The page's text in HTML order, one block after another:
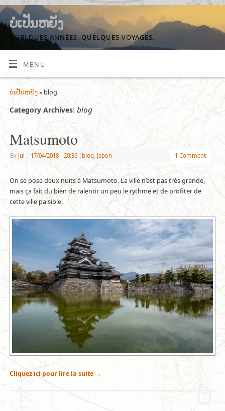
ບໍ່ເປັນຫຍັງ
QUELQUES ANNÉES, QUELQUES VOYAGES.
MENU
ບໍ່ເປັນຫຍັງ» blog
Category Archives: blog
Matsumoto
By Jul 17/04/2018 - 20:36 blog Japon 1 Comment
On se pose deux nuits à Matsumoto. La ville n’est pas très grande,
mais ça fait du bien de ralentir un peu le rythme et de profiter de
cette ville paisible.
Cliquez ici pour lire la suite →